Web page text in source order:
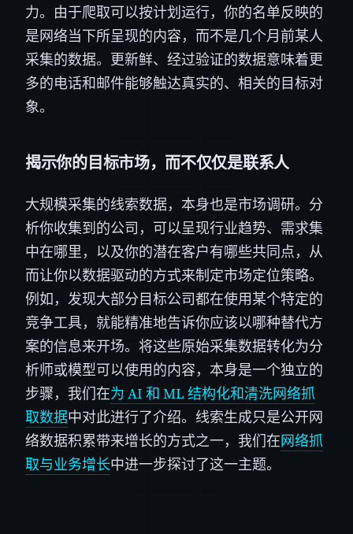
力。由于爬取可以按计划运行，你的名单反映的
是网络当下所呈现的内容，而不是几个月前某人
采集的数据。更新鲜、经过验证的数据意味着更
多的电话和邮件能够触达真实的、相关的目标对
象。
揭示你的目标市场，而不仅仅是联系人
大规模采集的线索数据，本身也是市场调研。分
析你收集到的公司，可以呈现行业趋势、需求集
中在哪里，以及你的潜在客户有哪些共同点，从
而让你以数据驱动的方式来制定市场定位策略。
例如，发现大部分目标公司都在使用某个特定的
竞争工具，就能精准地告诉你应该以哪种替代方
案的信息来开场。将这些原始采集数据转化为分
析师或模型可以使用的内容，本身是一个独立的
步骤，我们在为 AI 和 ML 结构化和清洗网络抓
取数据中对此进行了介绍。线索生成只是公开网
络数据积累带来增长的方式之一，我们在网络抓
取与业务增长中进一步探讨了这一主题。